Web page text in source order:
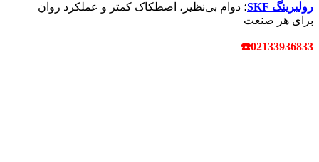
رولبرینگ‌ SKF
؛ دوام بی‌نظیر، اصطکاک کمتر و عملکرد روان
برای هر صنعت
02133936833
☎